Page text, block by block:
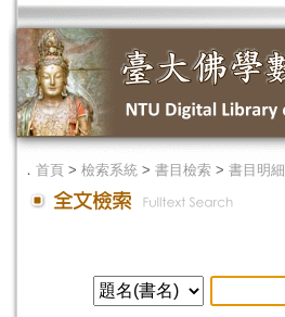
． 首頁 > 檢索系統 > 書目檢索 > 書目明細